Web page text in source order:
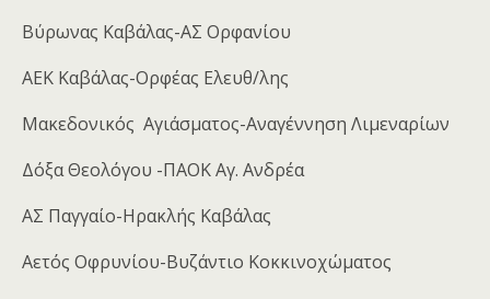
Βύρωνας Καβάλας-ΑΣ Ορφανίου
ΑΕΚ Καβάλας-Ορφέας Ελευθ/λης
Μακεδονικός Αγιάσματος-Αναγέννηση Λιμεναρίων
Δόξα Θεολόγου -ΠΑΟΚ Αγ. Ανδρέα
ΑΣ Παγγαίο-Ηρακλής Καβάλας
Αετός Οφρυνίου-Βυζάντιο Κοκκινοχώματος